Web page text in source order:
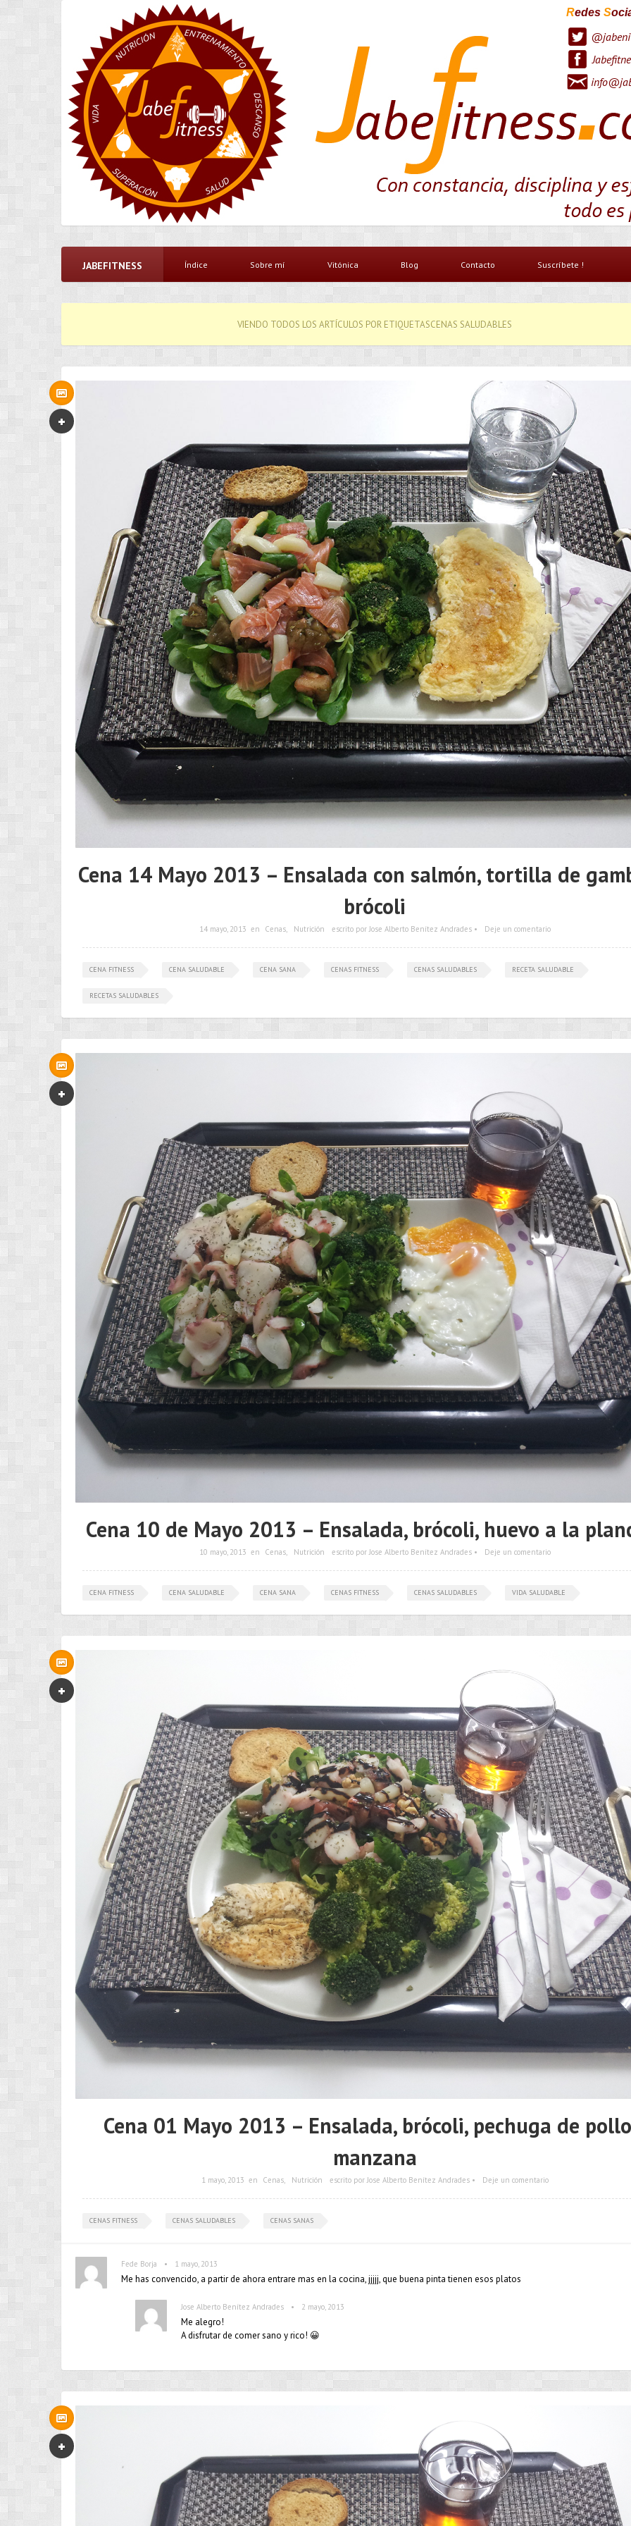
Redes S
JABEFITNESS Índice Sobre mí Vitónica Blog Contacto Suscríbete !
VIENDO TODOS LOS ARTÍCULOS POR ETIQUETASCENAS SALUDABLES
Cena 14 Mayo 2013 – Ensalada con salmón, tortilla de
brócoli
14 mayo, 2013 en Cenas, Nutrición escrito por Jose Alberto Benítez Andrades • Deje un comentario
CENA FITNESS CENA SALUDABLE CENA SANA CENAS FITNESS CENAS SALUDABLES RECETA SALUDABLE
RECETAS SALUDABLES
Cena 10 de Mayo 2013 – Ensalada, brócoli, huevo a la
10 mayo, 2013 en Cenas, Nutrición escrito por Jose Alberto Benítez Andrades • Deje un comentario
CENA FITNESS CENA SALUDABLE CENA SANA CENAS FITNESS CENAS SALUDABLES VIDA SALUDABLE
Cena 01 Mayo 2013 – Ensalada, brócoli, pechuga de
manzana
1 mayo, 2013 en Cenas, Nutrición escrito por Jose Alberto Benítez Andrades • Deje un comentario
CENAS FITNESS CENAS SALUDABLES CENAS SANAS
Fede Borja • 1 mayo, 2013
Me has convencido, a partir de ahora entrare mas en la cocina, jjjjj, que buena pinta tienen esos platos
Jose Alberto Benítez Andrades • 2 mayo, 2013
Me alegro!
A disfrutar de comer sano y rico! 😀